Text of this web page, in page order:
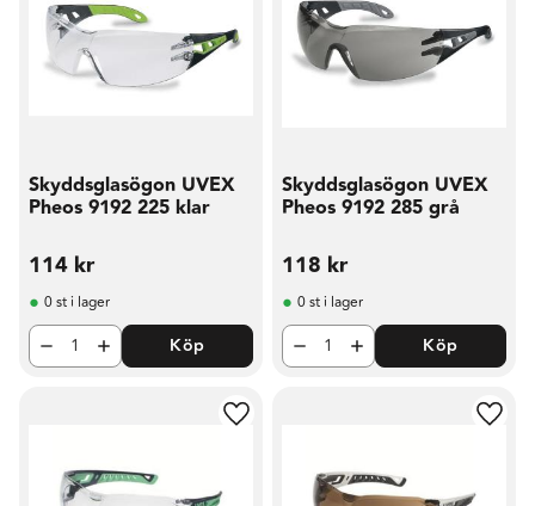
Skyddsglasögon UVEX
Pheos 9192 225 klar
114 kr
0 st i lager
Köp
Skyddsglasögon UVEX
Pheos 9192 285 grå
118 kr
0 st i lager
Köp
Lägg till i favoriter